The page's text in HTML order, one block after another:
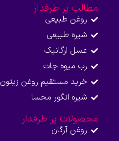
مطالب پر طرفدار
روغن طبیعی
شیره طبیعی
عسل ارگانیک
رب میوه جات
خرید مستقیم روغن زیتون
شیره انگور محسا
محصولات پر طرفدار
روغن آرگان